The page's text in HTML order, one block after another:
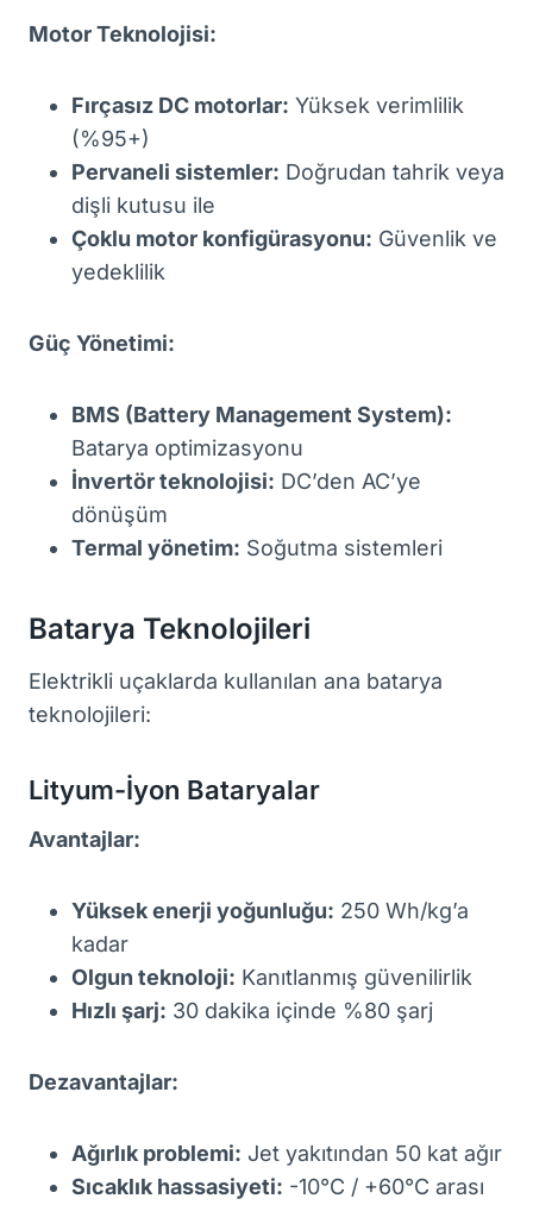
Motor Teknolojisi:
Fırçasız DC motorlar: Yüksek verimlilik
(%95+)
Pervaneli sistemler: Doğrudan tahrik veya
dişli kutusu ile
Çoklu motor konfigürasyonu: Güvenlik ve
yedeklilik
Güç Yönetimi:
BMS (Battery Management System):
Batarya optimizasyonu
İnvertör teknolojisi: DC’den AC’ye
dönüşüm
Termal yönetim: Soğutma sistemleri
Batarya Teknolojileri
Elektrikli uçaklarda kullanılan ana batarya
teknolojileri:
Lityum-İyon Bataryalar
Avantajlar:
Yüksek enerji yoğunluğu: 250 Wh/kg’a
kadar
Olgun teknoloji: Kanıtlanmış güvenilirlik
Hızlı şarj: 30 dakika içinde %80 şarj
Dezavantajlar:
Ağırlık problemi: Jet yakıtından 50 kat ağır
Sıcaklık hassasiyeti: -10°C / +60°C arası